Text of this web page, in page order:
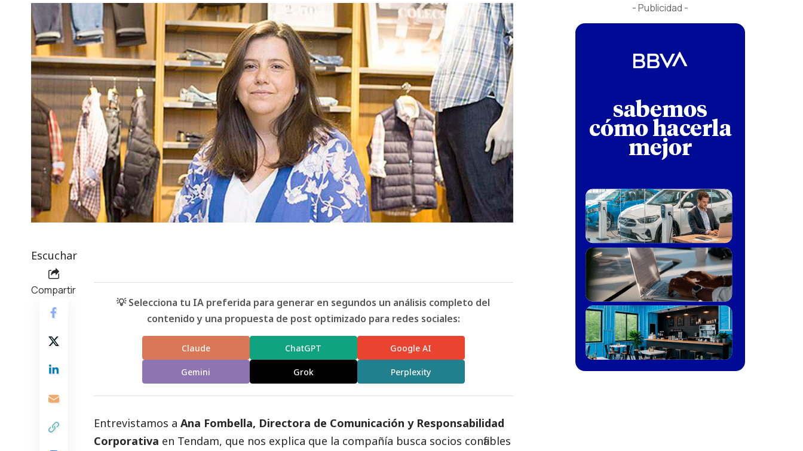
Escuchar
Compartir
💡 Selecciona tu IA preferida para generar en segundos un análisis completo del
contenido y una propuesta de post optimizado para redes sociales:
Claude ChatGPT Google AI
Gemini Grok Perplexity
Entrevistamos a Ana Fombella, Directora de Comunicación y Responsabilidad
Corporativa en Tendam, que nos explica que la compañía busca socios confiables
- Publicidad -